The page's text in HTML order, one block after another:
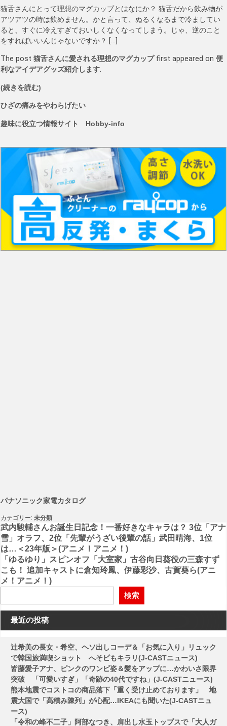
猫舌さんにとって理想のマグカップとはなにか？ 猫舌だから飲み物が
アツアツの時は飲めません。かと言って、ぬるくなるまで冷ましてい
ると、すぐに冷えすぎておいしくなくなってしまう。じゃ、逆のこと
をすればいいんじゃないですか？ […]
The post 猫舌さんに愛される理想のマグカップfirst appeared on 便
利なアイデアグッズ紹介します.
(続きを読む)
ひざの痛みをやわらげたい
趣味に役立つ情報サイト Hobby-info
パナソニック家電カタログ
カテゴリー: 未分類
投
稿
ナ
ビ
ー
シ
ョ
ン
武内駿輔さんお誕生日記念！一番好きなキャラは？ 3位「アナ
雪」オラフ、2位「先輩がうざい後輩の話」武田晴海、1位
は…＜23年版＞(アニメ！アニメ！)
「ゆるゆり」スピンオフ「大室家」古谷向日葵役の三森すず
こも！ 追加キャストに倉知玲鳳、伊藤彩沙、古賀葵ら(アニ
メ！アニメ！)
検索
最近の投稿
辻希美の長女・希空、ヘソ出しコーデ＆「お気に入り」リュック
で韓国旅満喫ショット へそピもキラリ(J-CASTニュース)
皆藤愛子アナ、ピンクのワンピ姿＆髪をアップに…かわいさ限界
突破 「可愛いすぎ」「奇跡の40代ですね」(J-CASTニュース)
熊本地震でコストコの商品落下「重く受け止めております」 地
震大国で「高積み陳列」が心配…IKEAにも聞いた(J-CASTニュ
ース)
「令和の峰不二子」阿部なつき、肩出し水玉トップスで「大人ガ